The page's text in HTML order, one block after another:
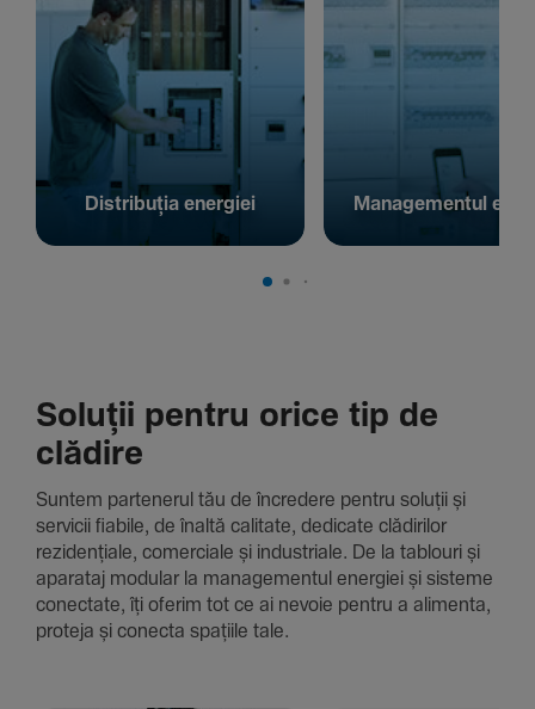
Distribuția energiei Managementul
Soluții pentru orice tip de
clădire
Suntem parte­nerul tău de încre­dere pentru soluții și
servicii fiabile, de înaltă cali­tate, dedi­cate clădi­rilor
rezi­den­țiale, comer­ciale și indus­triale. De la tablouri și
aparataj modular la managementul energiei și sisteme
conec­tate, îți oferim tot ce ai nevoie pentru a alimenta,
proteja și conecta spațiile tale.